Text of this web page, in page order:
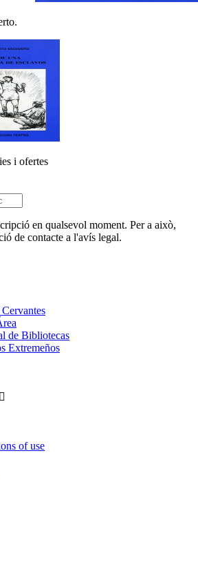
i ofertes
en qualsevol moment. Per a això,
de contacte a l'avís legal.
de Bibliotecas
Extremeños

of use